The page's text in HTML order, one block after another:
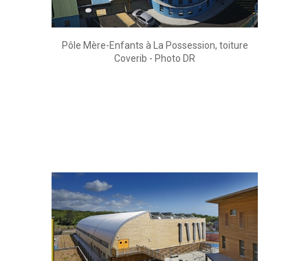
Pôle Mère-Enfants à La Possession, toiture
Coverib - Photo DR